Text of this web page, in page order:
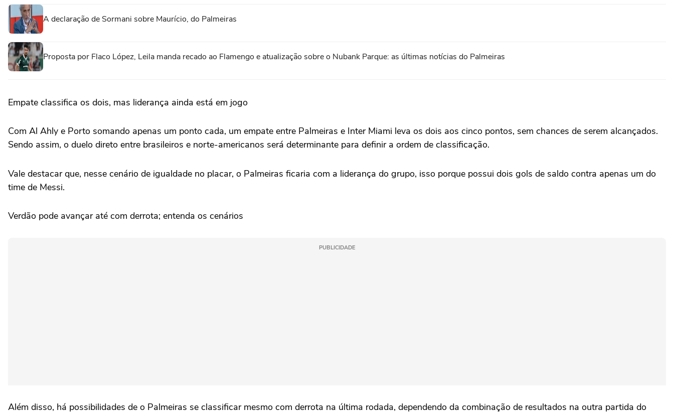
A declaração de Sormani sobre Maurício, do Palmeiras
Proposta por Flaco López, Leila manda recado ao Flamengo e atualização sobre o Nubank Parque: as últimas notícias do Palmeiras
Empate classifica os dois, mas liderança ainda está em jogo
Com Al Ahly e Porto somando apenas um ponto cada, um empate entre Palmeiras e Inter Miami leva os dois aos cinco pontos, sem chances de serem alcançados.
Sendo assim, o duelo direto entre brasileiros e norte-americanos será determinante para definir a ordem de classificação.
Vale destacar que, nesse cenário de igualdade no placar, o Palmeiras ficaria com a liderança do grupo, isso porque possui dois gols de saldo contra apenas um do
time de Messi.
Verdão pode avançar até com derrota; entenda os cenários
PUBLICIDADE
Além disso, há possibilidades de o Palmeiras se classificar mesmo com derrota na última rodada, dependendo da combinação de resultados na outra partida do